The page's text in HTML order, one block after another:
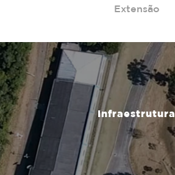
Extensão
Infraestrutura